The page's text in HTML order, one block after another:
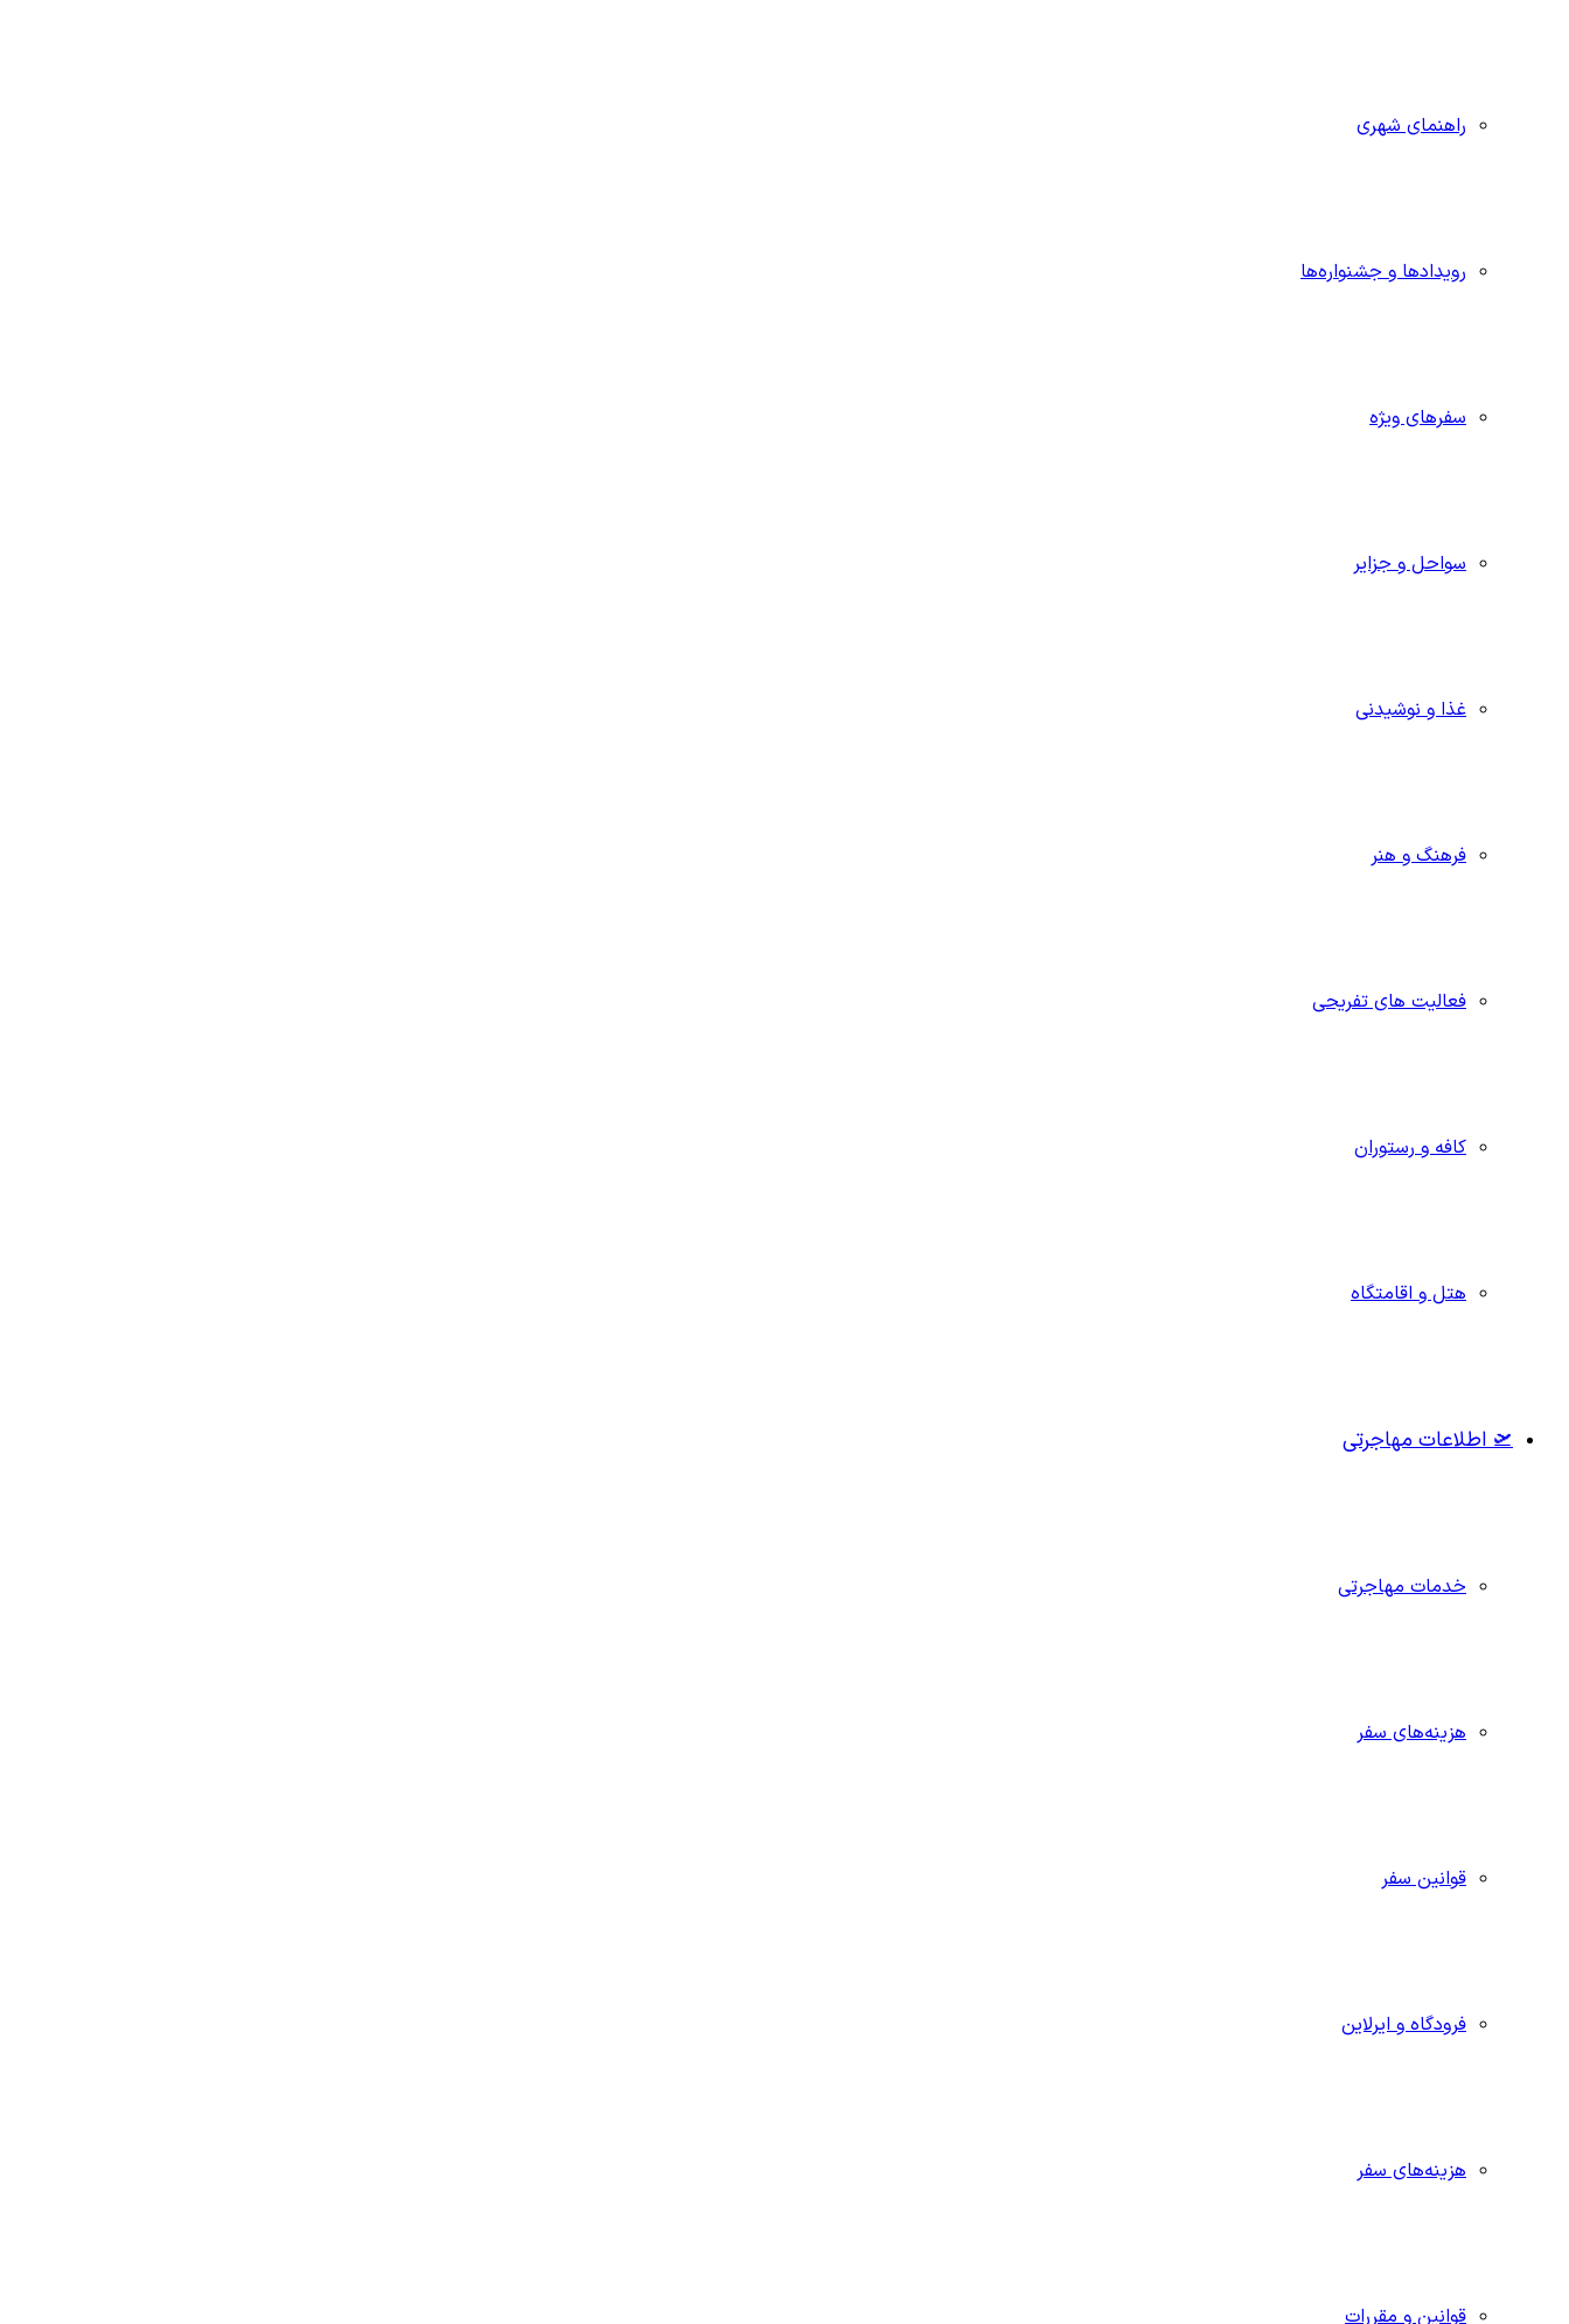
راهنمای شهری
رویدادها و جشنواره‌ها
سفرهای ویژه
سواحل و جزایر
غذا و نوشیدنی
فرهنگ و هنر
فعالیت های تفریحی
کافه و رستوران
هتل و اقامتگاه
🛫 اطلاعات مهاجرتی
خدمات مهاجرتی
هزینه‌های سفر
قوانین سفر
فرودگاه و ایرلاین
هزینه‌های سفر
قوانین و مقررات